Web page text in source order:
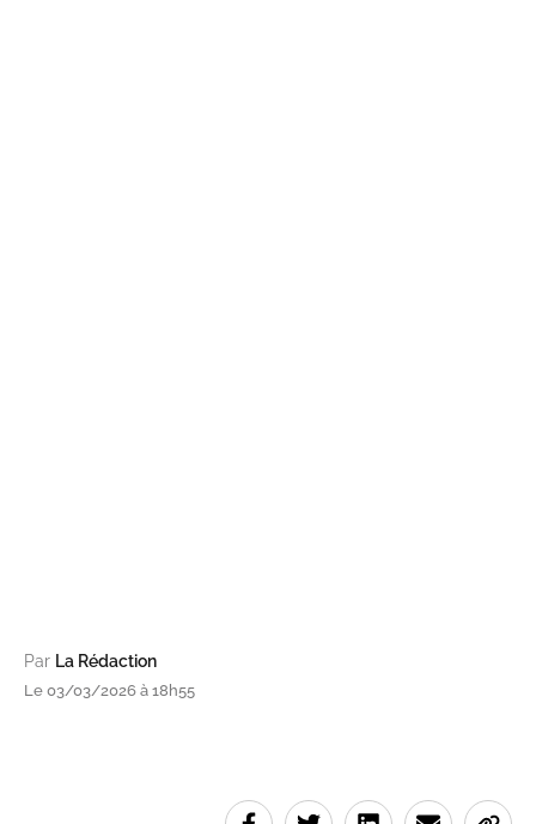
Par La Rédaction
Le 03/03/2026 à 18h55